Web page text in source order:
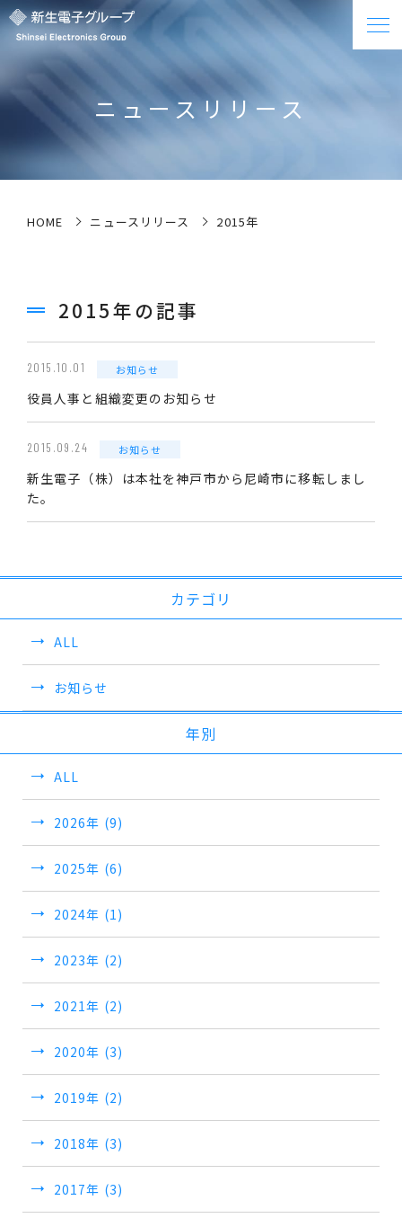
ニュースリリース
HOME ニュースリリース 2015年
2015年の記事
2015.10.01 お知らせ
役員人事と組織変更のお知らせ
2015.09.24 お知らせ
新生電子（株）は本社を神戸市から尼崎市に移転しまし
た。
カテゴリ
ALL
お知らせ
年別
ALL
2026年 (9)
2025年 (6)
2024年 (1)
2023年 (2)
2021年 (2)
2020年 (3)
2019年 (2)
2018年 (3)
2017年 (3)